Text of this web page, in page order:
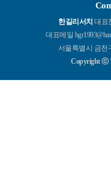
한길리서치 대표
대표메일
서울특별시 금천
Copyright ⓒ